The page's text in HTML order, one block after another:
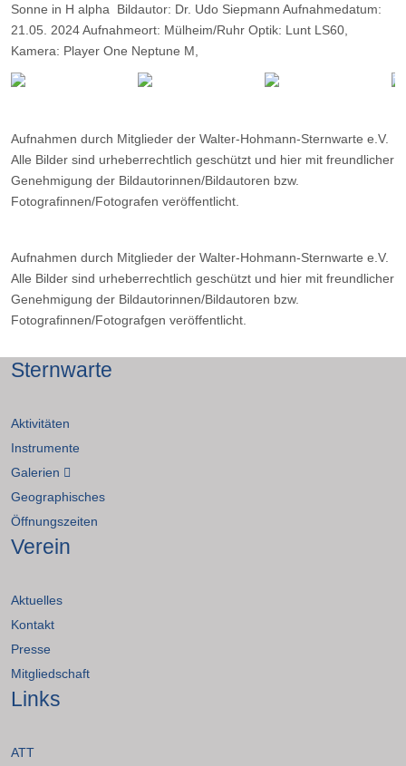
Sonne in H alpha Bildautor: Dr. Udo Siepmann Aufnahmedatum:
21.05. 2024 Aufnahmeort: Mülheim/Ruhr Optik: Lunt LS60,
Kamera: Player One Neptune M,
Belichtung: 2000 Frames, davon 9%.
Aufnahmen durch Mitglieder der Walter-Hohmann-Sternwarte e.V.
Alle Bilder sind urheberrechtlich geschützt und hier mit freundlicher
Genehmigung der Bildautorinnen/Bildautoren bzw.
Fotografinnen/Fotografen veröffentlicht.
Aufnahmen durch Mitglieder der Walter-Hohmann-Sternwarte e.V.
Alle Bilder sind urheberrechtlich geschützt und hier mit freundlicher
Genehmigung der Bildautorinnen/Bildautoren bzw.
Fotografinnen/Fotografgen veröffentlicht.
Sternwarte
Aktivitäten
Instrumente
Galerien
Geographisches
Öffnungszeiten
Verein
Aktuelles
Kontakt
Presse
Mitgliedschaft
Links
ATT